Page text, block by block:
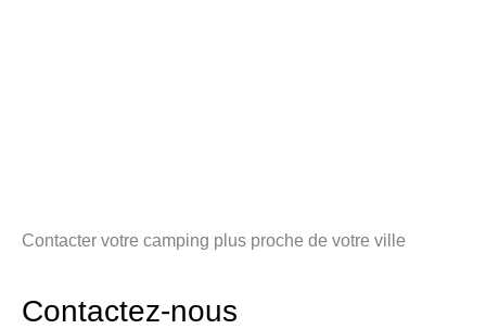
Contacter votre camping plus proche de votre ville
Contactez-nous